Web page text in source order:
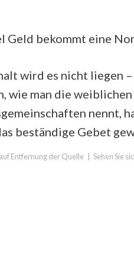
Geld bekommt eine
wird es nicht liegen
wie man die
nennt,
beständige Gebet
Entfernung der Quelle Sehen Sie